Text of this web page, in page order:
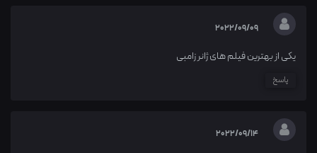
2022/09/09
یکی از بهترین فیلم های ژانر زامبی
پاسخ
2022/09/14